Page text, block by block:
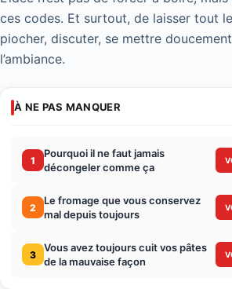
ces codes. Et surtout, de laisser tout
piocher, discuter, se mettre
l’ambiance.
À NE PAS MANQUER
1
Pourquoi il ne faut jamais
décongeler comme ça
2
Le fromage que vous conservez
mal depuis toujours
3
Vous avez toujours cuit vos pâtes
de la mauvaise façon